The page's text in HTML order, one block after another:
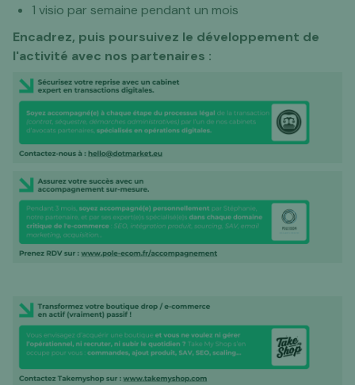
1 visio par semaine pendant un mois
Encadrez, puis poursuivez le développement de
l'activité avec nos partenaires :